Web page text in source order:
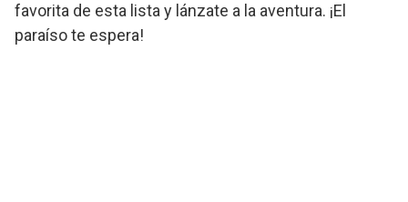
favorita de esta lista y lánzate a la aventura. ¡El
paraíso te espera!